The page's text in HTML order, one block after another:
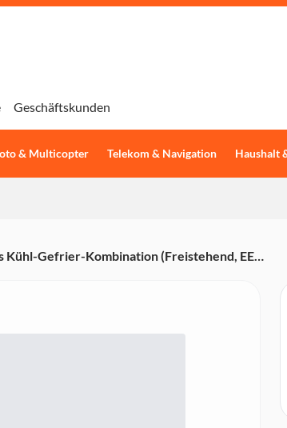
& Multicopter Telekom & Navigation Haushalt
Geschäftskunden
Kühl-Gefrier-Kombination (Freistehend, EEK